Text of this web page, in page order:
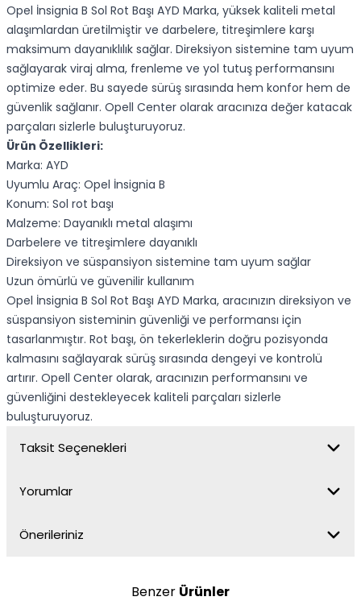
Opel İnsignia B Sol Rot Başı AYD Marka, yüksek kaliteli metal
alaşımlardan üretilmiştir ve darbelere, titreşimlere karşı
maksimum dayanıklılık sağlar. Direksiyon sistemine tam uyum
sağlayarak viraj alma, frenleme ve yol tutuş performansını
optimize eder. Bu sayede sürüş sırasında hem konfor hem de
güvenlik sağlanır. Opell Center olarak aracınıza değer katacak
parçaları sizlerle buluşturuyoruz.
Ürün Özellikleri:
Marka: AYD
Uyumlu Araç: Opel İnsignia B
Konum: Sol rot başı
Malzeme: Dayanıklı metal alaşımı
Darbelere ve titreşimlere dayanıklı
Direksiyon ve süspansiyon sistemine tam uyum sağlar
Uzun ömürlü ve güvenilir kullanım
Opel İnsignia B Sol Rot Başı AYD Marka, aracınızın direksiyon ve
süspansiyon sisteminin güvenliği ve performansı için
tasarlanmıştır. Rot başı, ön tekerleklerin doğru pozisyonda
kalmasını sağlayarak sürüş sırasında dengeyi ve kontrolü
artırır. Opell Center olarak, aracınızın performansını ve
güvenliğini destekleyecek kaliteli parçaları sizlerle
buluşturuyoruz.
Taksit Seçenekleri
Yorumlar
Önerileriniz
Benzer Ürünler